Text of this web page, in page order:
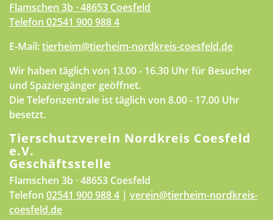
Flamschen 3b · 48653 Coesfeld
Telefon 02541 900 988 4
E-Mail:tierheim@tierheim-nordkreis-coesfeld.de
Wir haben täglich von 13.00 - 16.30 Uhr für Besucher
und Spaziergänger geöffnet.
Die Telefonzentrale ist täglich von 8.00 - 17.00 Uhr
besetzt.
Tierschutzverein Nordkreis Coesfeld
e.V.
Geschäftsstelle
Flamschen 3b · 48653 Coesfeld
Telefon 02541 900 988 4 | verein@tierheim-nordkreis-
coesfeld.de